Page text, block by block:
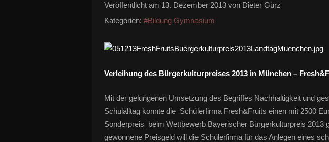
Veröffentlicht am 13. Dezember 2013 von Dieter Gürz
Kategorien: #Bildung Gymnasium
Verleihung des Bürgerkulturpreises 2013 in München –
Mit der gelungenen Umsetzung des Begriffes Nachhaltigkeit und
Schulalltag konnte die Schülerfirma Fresh&Fruits einen mit 2500
Sonderpreis beim Wettbewerb Bayerischer Bürgerkulturpreis 2013
gewonnene Preisgeld will die Schülerfirma für das Anlegen eines